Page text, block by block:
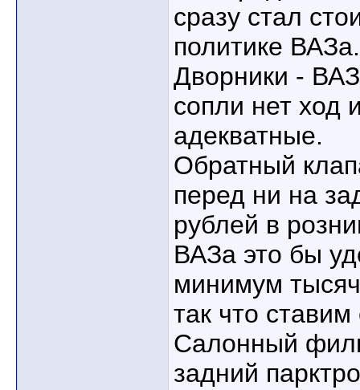
сразу стал
политике ВАЗа.
Дворники -
сопли нет ход
адекватные.
Обратный
перед ни на
рублей в
ВАЗа это бы
минимум
так что
Салонный
задний